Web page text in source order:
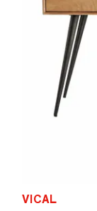
VICAL